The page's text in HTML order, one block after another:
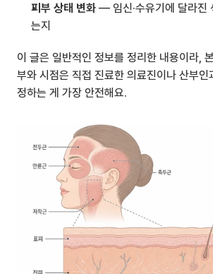
피부 상태 변화 — 임신·수유기에 달라진
는지
이 글은 일반적인 정보를 정리한 내용이라,
부와 시점은 직접 진료한 의료진이나 산부인
정하는 게 가장 안전해요.